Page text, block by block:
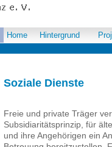
Soziale Dienste
Freie und private Träger
Subsidiaritätsprinzip, für
und ihre Angehörigen ein
Home Hintergrund